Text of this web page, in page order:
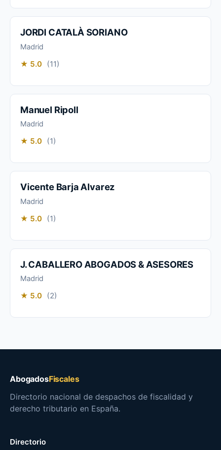
JORDI CATALÀ SORIANO
Madrid
★ 5.0 (11)
Manuel Ripoll
Madrid
★ 5.0 (1)
Vicente Barja Alvarez
Madrid
★ 5.0 (1)
J. CABALLERO ABOGADOS & ASESORES
Madrid
★ 5.0 (2)
AbogadosFiscales
Directorio nacional de despachos de fiscalidad y
derecho tributario en España.
Directorio